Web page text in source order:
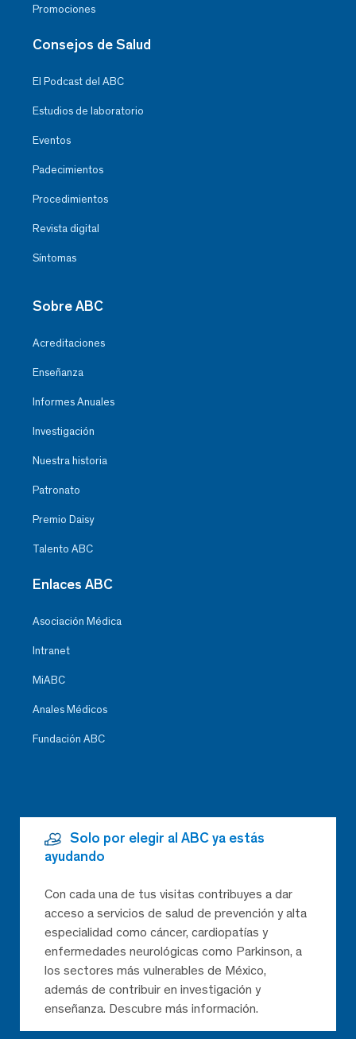
Promociones
Consejos de Salud
El Podcast del ABC
Estudios de laboratorio
Eventos
Padecimientos
Procedimientos
Revista digital
Síntomas
Sobre ABC
Acreditaciones
Enseñanza
Informes Anuales
Investigación
Nuestra historia
Patronato
Premio Daisy
Talento ABC
Enlaces ABC
Asociación Médica
Intranet
MiABC
Anales Médicos
Fundación ABC
Solo por elegir al ABC ya estás
ayudando
Con cada una de tus visitas contribuyes a dar
acceso a servicios de salud de prevención y alta
especialidad como cáncer, cardiopatías y
enfermedades neurológicas como Parkinson, a
los sectores más vulnerables de México,
además de contribuir en investigación y
enseñanza. Descubre más información.